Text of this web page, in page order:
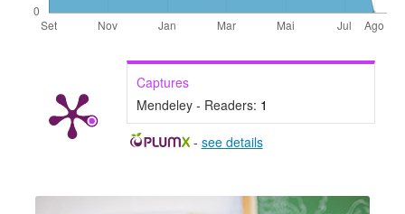
Captures
Mendeley - Readers: 1
- see details